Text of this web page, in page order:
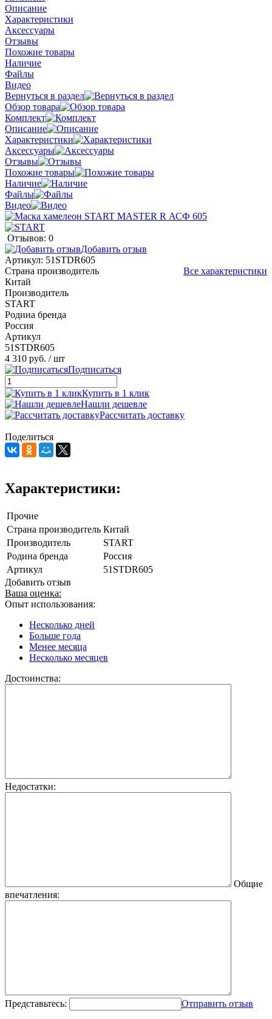
Описание
Характеристики
Аксессуары
Отзывы
Похожие товары
Наличие
Файлы
Видео
Вернуться в раздел
Обзор товара
Комплект
Описание
Характеристики
Аксессуары
Отзывы
Похожие товары
Наличие
Файлы
Видео
Отзывов: 0
Добавить отзыв
Артикул: 51STDR605
Все характеристики
Страна производитель
Китай
Производитель
START
Родина бренда
Россия
Артикул
51STDR605
4 310 руб. / шт
Подписаться
Купить в 1 клик
Нашли дешевле
Рассчитать доставку
Поделиться
Характеристики:
Прочие
Страна производитель Китай
Производитель
START
Родина бренда
Россия
Артикул
51STDR605
Добавить отзыв
Ваша оценка:
Опыт использования:
Несколько дней
Больше года
Менее месяца
Несколько месяцев
Достоинства:
Недостатки:
Общие
впечатления:
Представьтесь: Отправить отзыв